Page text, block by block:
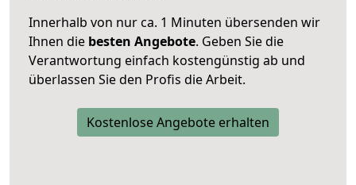
Innerhalb von nur ca. 1 Minuten übersenden wir
Ihnen die besten Angebote. Geben Sie die
Verantwortung einfach kostengünstig ab und
überlassen Sie den Profis die Arbeit.
Kostenlose Angebote erhalten